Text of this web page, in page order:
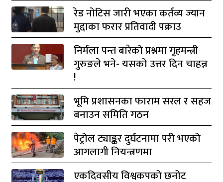
रेड नोटिस जारी भएका कर्तव्य ज्यान
मुद्दाका फरार प्रतिवादी पक्राउ
निर्मला पन्त बारेको प्रश्नमा गृहमन्त्री
गुरुङले भने- यसको उत्तर दिन चाहन्न
!
भूमि प्रशासनका फाराम सरल र सहज
बनाउन समिति गठन
पेट्रोल ट्याङ्कर दुर्घटनामा परी भएको
आगलागी नियन्त्रणमा
एकदिवसीय विश्वकपको छनोट